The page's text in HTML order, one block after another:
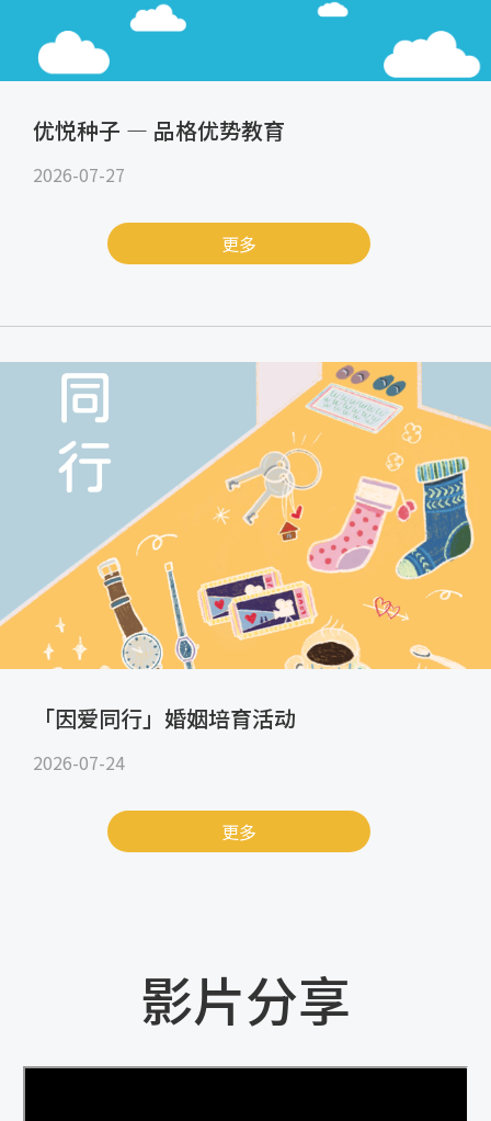
优悦种子 — 品格优势教育
2026-07-27
更多
「因爱同行」婚姻培育活动
2026-07-24
更多
影片分享